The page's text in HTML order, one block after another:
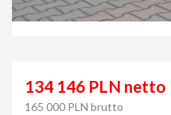
134 146 PLN netto
165 000 PLN brutto